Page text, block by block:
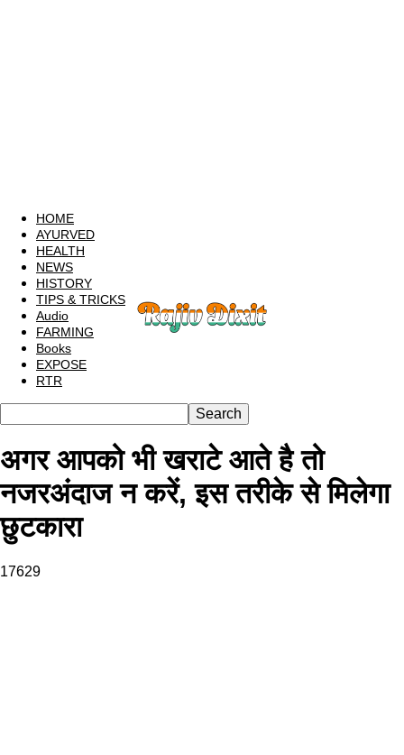
HOME
AYURVED
HEALTH
NEWS
HISTORY
TIPS & TRICKS
Audio
FARMING
Books
EXPOSE
RTR
अगर आपको भी खराटे आते है तो
नजरअंदाज न करें, इस तरीके से मिलेगा
छुटकारा
17629